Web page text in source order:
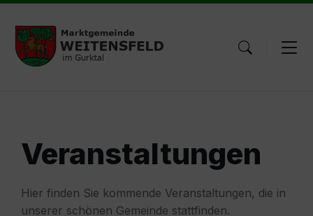
Skip
content
Skip
main
navigation
Skip
footer
Veranstaltungen
Hier finden Sie kommende Veranstaltungen, die in
unserer schönen Gemeinde stattfinden.